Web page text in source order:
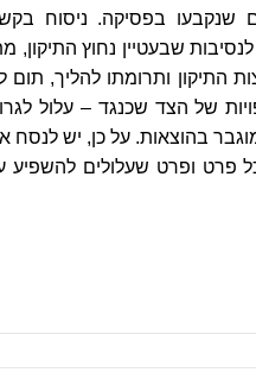
שנקבעו בפסיקה. ניסוח
שבעטיין נחוץ התיקון,
התיקון ותרומתו להליך, תום
של הצד שכנגד – עלול
בהוצאות. על כן, יש לנסח
פרט ופרט שעלולים להשפיע